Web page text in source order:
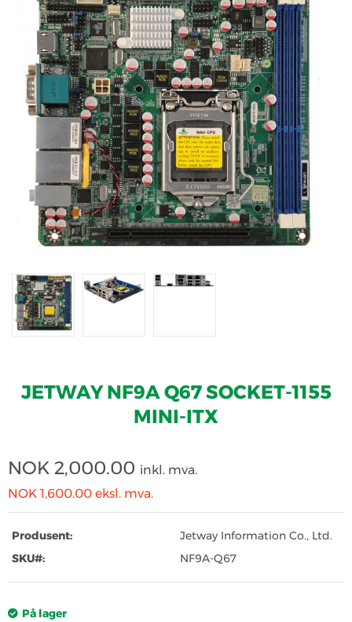
JETWAY NF9A Q67 SOCKET-1155
MINI-ITX
NOK 2,000.00 inkl. mva.
NOK 1,600.00 eksl. mva.
Produsent:
Jetway Information Co., Ltd.
SKU#:
NF9A-Q67
På lager